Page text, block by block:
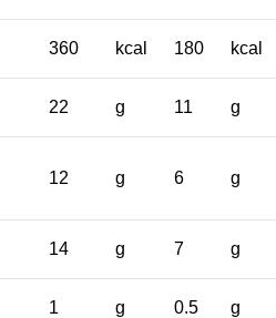
360 kcal 180 kcal
22 g 11 g
12 g 6 g
14 g 7 g
1 g 0.5 g